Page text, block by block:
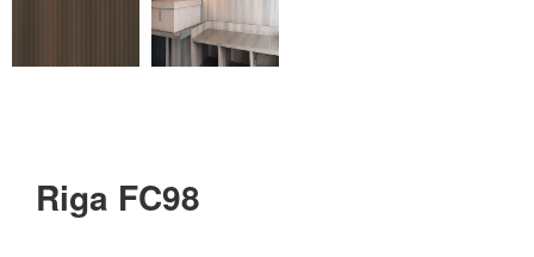
Riga FC98